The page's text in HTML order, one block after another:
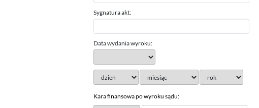
Sygnatura akt:
Data wydania wyroku:
Kara finansowa po wyroku sądu: